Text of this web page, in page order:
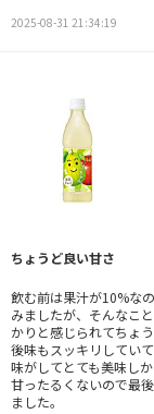
2025-08-31 21:34:19
ちょうど良い甘さ
飲む前は果汁が10%な
みましたが、そんなこ
かりと感じられてちょ
後味もスッキリしてい
味がしてとても美味しか
甘ったるくないので最
ました。